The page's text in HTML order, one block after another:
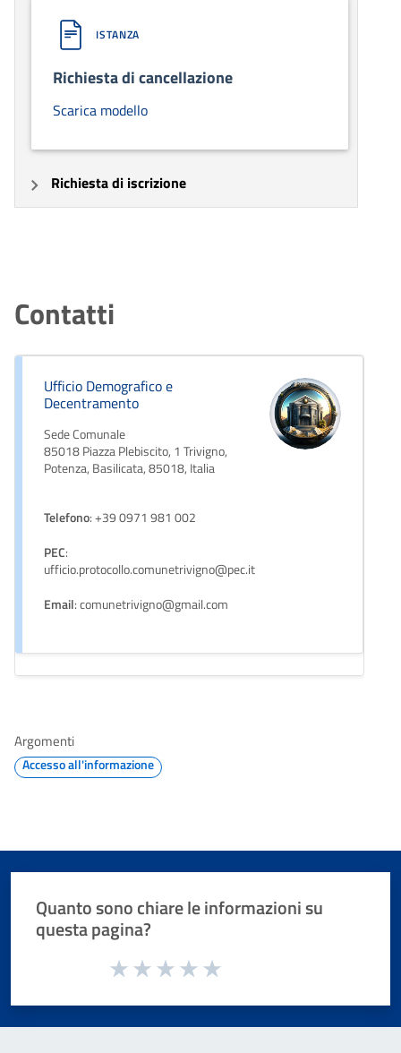
ISTANZA
Richiesta di cancellazione
Scarica modello
Richiesta di iscrizione
Contatti
Ufficio Demografico e
Decentramento
Sede Comunale
85018 Piazza Plebiscito, 1 Trivigno,
Potenza, Basilicata, 85018, Italia
Telefono: +39 0971 981 002
PEC:
ufficio.protocollo.comunetrivigno@pec.it
Email: comunetrivigno@gmail.com
Argomenti
Accesso all'informazione
Quanto sono chiare le informazioni su
questa pagina?
Valuta da 1 a 5 stelle la pagina